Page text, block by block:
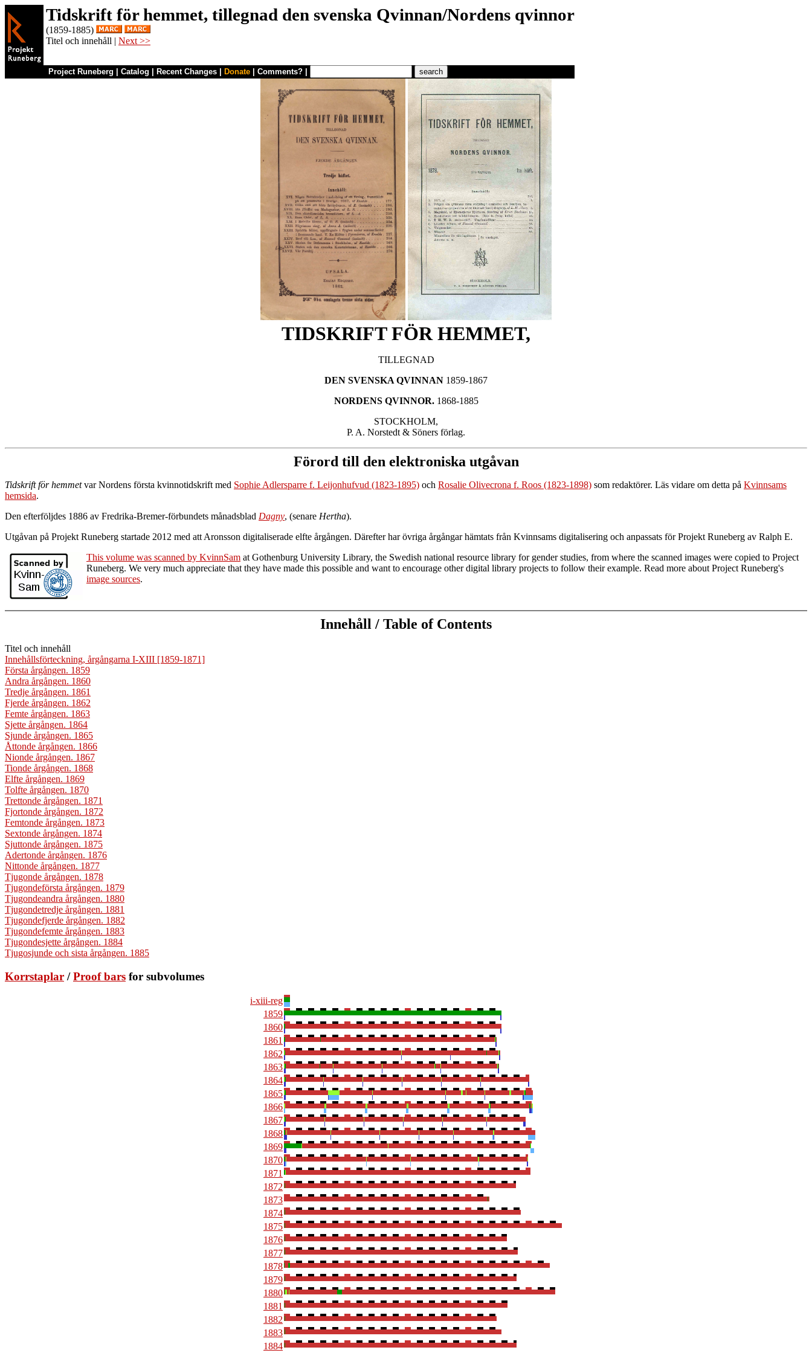
Tidskrift för hemmet, tillegnad den svenska Qvinnan/Nordens qvinnor
(1859-1885)
Titel och innehåll | Next >>
Project Runeberg Catalog Recent Changes Donate Comments?
TIDSKRIFT FÖR HEMMET,
TILLEGNAD
DEN SVENSKA QVINNAN 1859-1867
NORDENS QVINNOR.1868-1885
STOCKHOLM,
P. A. Norstedt & Söners förlag.
Förord till den elektroniska utgåvan
Tidskrift för hemmetvar Nordens första kvinnotidskrift med Sophie Adlersparre f. Leijonhufvud (1823-1895) och Rosalie Olivecrona f. Roos (1823-1898) som redaktörer. Läs vidare om detta på Kvinnsams
hemsida.
Den efterföljdes 1886 av Fredrika-Bremer-förbundets månadsblad Dagny, (senare Hertha).
Utgåvan på Projekt Runeberg startade 2012 med att Aronsson digitaliserade elfte årgången. Därefter har övriga årgångar hämtats från Kvinnsams digitalisering och anpassats för Projekt Runeberg av Ralph E.
This volume was scanned by KvinnSam at Gothenburg University Library, the Swedish national resource library for gender studies, from where the scanned images were copied to Project
Runeberg. We very much appreciate that they have made this possible and want to encourage other digital library projects to follow their example. Read more about Project Runeberg's
image sources.
Innehåll / Table of Contents
Titel och innehåll
Innehållsförteckning, årgångarna I-XIII [1859-1871]
Första årgången. 1859
Andra årgången. 1860
Tredje årgången. 1861
Fjerde årgången. 1862
Femte årgången. 1863
Sjette årgången. 1864
Sjunde årgången. 1865
Åttonde årgången. 1866
Nionde årgången. 1867
Tionde årgången. 1868
Elfte årgången. 1869
Tolfte årgången. 1870
Trettonde årgången. 1871
Fjortonde årgången. 1872
Femtonde årgången. 1873
Sextonde årgången. 1874
Sjuttonde årgången. 1875
Adertonde årgången. 1876
Nittonde årgången. 1877
Tjugonde årgången. 1878
Tjugondeförsta årgången. 1879
Tjugondeandra årgången. 1880
Tjugondetredje årgången. 1881
Tjugondefjerde årgången. 1882
Tjugondefemte årgången. 1883
Tjugondesjette årgången. 1884
Tjugosjunde och sista årgången. 1885
Korrstaplar /Proof bars for subvolumes
i-xiii-reg
1859
1860
1861
1862
1863
1864
1865
1866
1867
1868
1869
1870
1871
1872
1873
1874
1875
1876
1877
1878
1879
1880
1881
1882
1883
1884